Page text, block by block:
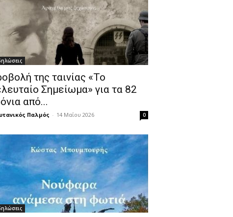
της ταινίας «Το
Σημείωμα» για τα 82
από...
Παλμός - 14 Μαΐου 2026 0